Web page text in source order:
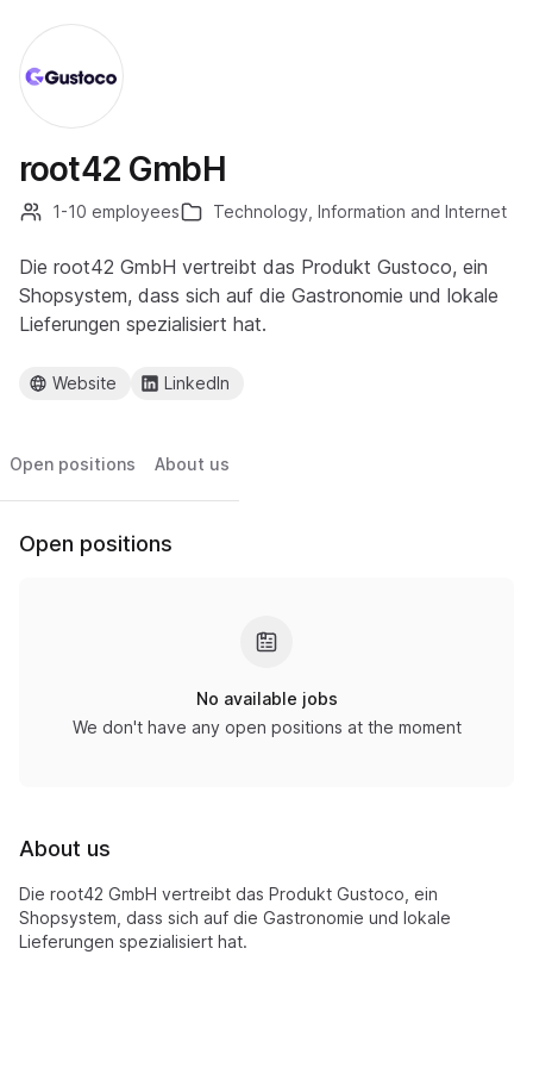
root42 GmbH
1-10 employees Technology, Information and Internet
Die root42 GmbH vertreibt das Produkt Gustoco, ein
Shopsystem, dass sich auf die Gastronomie und lokale
Lieferungen spezialisiert hat.
Website LinkedIn
Open positions About us
Open positions
No available jobs
We don't have any open positions at the moment
About us
Die root42 GmbH vertreibt das Produkt Gustoco, ein
Shopsystem, dass sich auf die Gastronomie und lokale
Lieferungen spezialisiert hat.